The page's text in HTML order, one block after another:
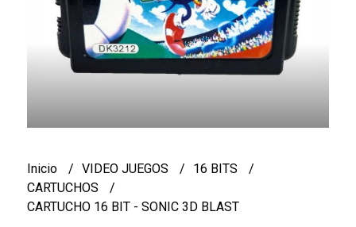
Inicio VIDEO JUEGOS
16 BITS
CARTUCHOS
CARTUCHO 16 BIT - SONIC 3D BLAST